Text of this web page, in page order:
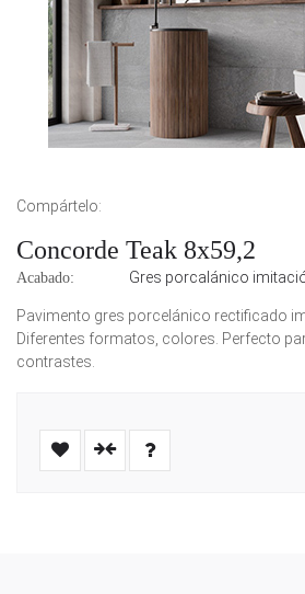
Compártelo:
Concorde Teak 8x59,2
Acabado: Gres porcalánico
Pavimento gres porcelánico rectificado
Diferentes formatos, colores. Perfecto
contrastes.